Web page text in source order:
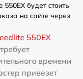
будет стоить
на сайте через
550EX
времени
привезет